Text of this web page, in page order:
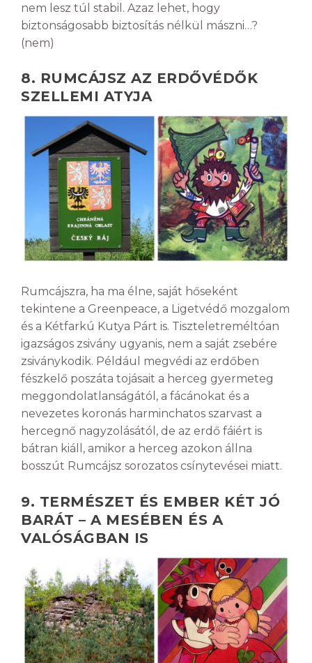
nem lesz túl stabil. Azaz lehet, hogy
biztonságosabb biztosítás nélkül mászni…?
(nem)
8. RUMCÁJSZ AZ ERDŐVÉDŐK
SZELLEMI ATYJA
Rumcájszra, ha ma élne, saját hőseként
tekintene a Greenpeace, a Ligetvédő mozgalom
és a Kétfarkú Kutya Párt is. Tiszteletreméltóan
igazságos zsivány ugyanis, nem a saját zsebére
zsiványkodik. Például megvédi az erdőben
fészkelő poszáta tojásait a herceg gyermeteg
meggondolatlanságától, a fácánokat és a
nevezetes koronás harminchatos szarvast a
hercegnő nagyzolásától, de az erdő fáiért is
bátran kiáll, amikor a herceg azokon állna
bosszút Rumcájsz sorozatos csínytevései miatt.
9. TERMÉSZET ÉS EMBER KÉT JÓ
BARÁT – A MESÉBEN ÉS A
VALÓSÁGBAN IS